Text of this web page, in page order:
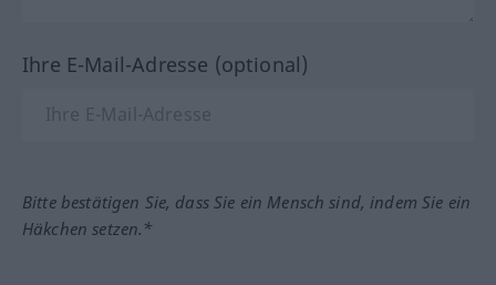
Ihre E-Mail-Adresse (optional)
Bitte bestätigen Sie, dass Sie ein Mensch sind, indem Sie ein
Häkchen setzen.*